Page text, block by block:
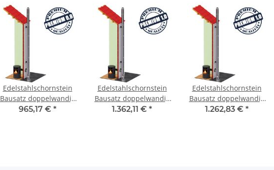
Edelstahlschornstein
Bausatz doppelwandig
3,7 m DW 80 - SWPR08
965,17 € *
Edelstahlschornstein
Bausatz doppelwandig
3,7 m DW 160 - SWPR10
1.362,11 € *
Edelstahlschornstein
Bausatz doppelwandig
5,2 m DW 80 - SWPR10
1.262,83 € *